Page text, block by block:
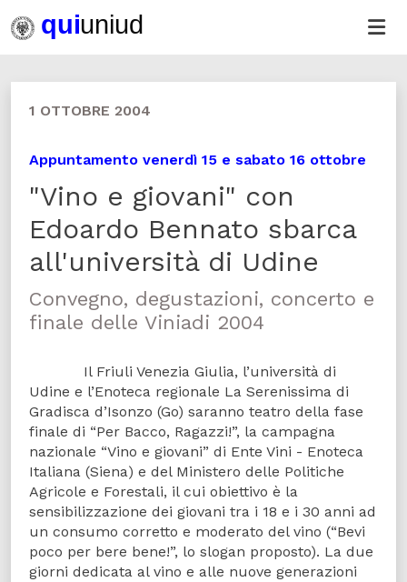
1 OTTOBRE 2004
Appuntamento venerdì 15 e sabato 16 ottobre
"Vino e giovani" con
Edoardo Bennato sbarca
all'università di Udine
Convegno, degustazioni, concerto e
finale delle Viniadi 2004
Il Friuli Venezia Giulia, l’università di
Udine e l’Enoteca regionale La Serenissima di
Gradisca d’Isonzo (Go) saranno teatro della fase
finale di “Per Bacco, Ragazzi!”, la campagna
nazionale “Vino e giovani” di Ente Vini - Enoteca
Italiana (Siena) e del Ministero delle Politiche
Agricole e Forestali, il cui obiettivo è la
sensibilizzazione dei giovani tra i 18 e i 30 anni ad
un consumo corretto e moderato del vino (“Bevi
poco per bere bene!”, lo slogan proposto). La due
giorni dedicata al vino e alle nuove generazioni